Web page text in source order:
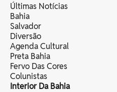
Últimas Notícias
Bahia
Salvador
Diversão
Agenda Cultural
Preta Bahia
Fervo Das Cores
Colunistas
Interior Da Bahia